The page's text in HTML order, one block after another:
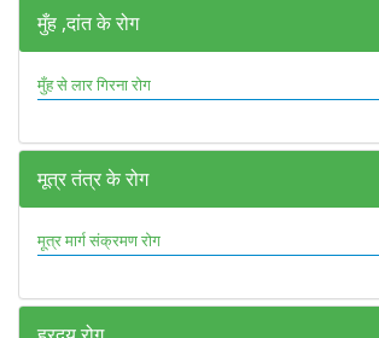
मुँह ,दांत के रोग
मुँह से लार गिरना रोग
मूत्र तंत्र के रोग
मूत्र मार्ग संक्रमण रोग